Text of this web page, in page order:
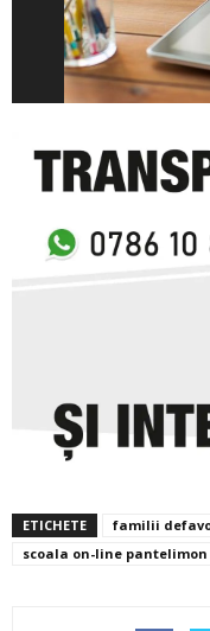
ETICHETE familii
scoala on-line pantelimon